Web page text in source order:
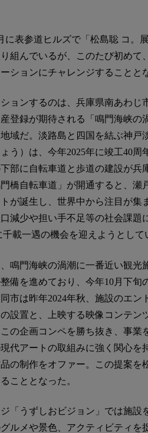
に表参道ヒルズで「松島聡 コ。
組んでいるが、このたび初めて
ションにチャレンジすることと
ョンするのは、兵庫県南あわじ
登録が期待される「鳴門海峡の
域だ。淡路島と四国を結ぶ神戸
う）は、今年2025年に竣工40周
部に自転車道と歩道の建設が兵
橋自転車道」が開通すると、瀬
が誕生し、世界中から注目が集
減少や担い手不足等の社会課題
千載一遇の機会を迎えようとして
鳴門海峡の渦潮に一番近い観光
備を進めており、今年10月下旬
市は昨年2024年秋、施設のエン
設置と、上映する映像コンテン
の企画コンペを勝ち抜き、事業
代アートの取組みに強く関心を
の制作をオファー。この提案を
こととなった。
「うずしおビジョン」では施設
ルメや景色、アクティビティを